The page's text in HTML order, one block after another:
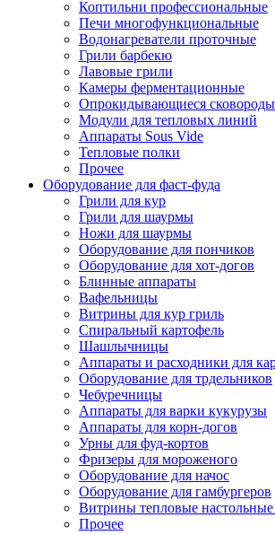
Коптильни профессиональные
Печи многофункциональные
Водонагреватели проточные
Грили барбекю
Лавовые грили
Камеры ферментационные
Опрокидывающиеся сковороды
Модули для тепловых линий
Аппараты Sous Vide
Тепловые полки
Прочее
Оборудование для фаст-фуда
Грили для кур
Грили для шаурмы
Ножи для шаурмы
Оборудование для пончиков
Оборудование для хот-догов
Блинные аппараты
Вафельницы
Витрины для кур гриль
Спиральный картофель
Шашлычницы
Аппараты и расходники для
Оборудование для трдельников
Чебуречницы
Аппараты для варки кукурузы
Аппараты для корн-догов
Урны для фуд-кортов
Фризеры для мороженого
Оборудование для начос
Оборудование для гамбургеров
Витрины тепловые настольные
Прочее